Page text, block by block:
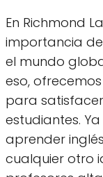
En Richmond
importancia
el mundo
eso,
para
estudiantes.
aprender
cualquier otro